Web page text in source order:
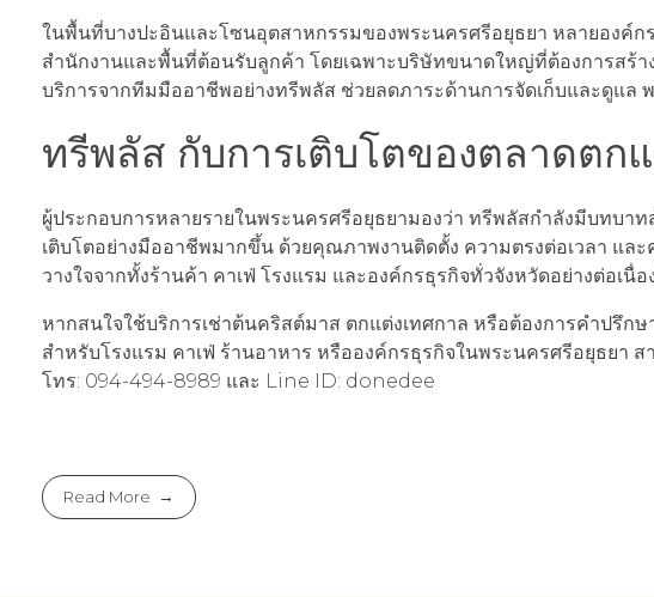
ในพื้นที่บางปะอินและโซนอุตสาหกรรมของพระนครศรีอยุธยา หลายองค์ก
สำนักงานและพื้นที่ต้อนรับลูกค้า โดยเฉพาะบริษัทขนาดใหญ่ที่ต้องการสร้
บริการจากทีมมืออาชีพอย่างทรีพลัส ช่วยลดภาระด้านการจัดเก็บและดูแ
ทรีพลัส กับการเติบโตของตลาดตก
ผู้ประกอบการหลายรายในพระนครศรีอยุธยามองว่า ทรีพลัสกำลังมีบทบ
เติบโตอย่างมืออาชีพมากขึ้น ด้วยคุณภาพงานติดตั้ง ความตรงต่อเวลา แล
วางใจจากทั้งร้านค้า คาเฟ่ โรงแรม และองค์กรธุรกิจทั่วจังหวัดอย่างต่อเนื่
หากสนใจใช้บริการเช่าต้นคริสต์มาส ตกแต่งเทศกาล หรือต้องการคำปรึก
สำหรับโรงแรม คาเฟ่ ร้านอาหาร หรือองค์กรธุรกิจในพระนครศรีอยุธยา
โทร: 094-494-8989 และ Line ID: donedee
Read More